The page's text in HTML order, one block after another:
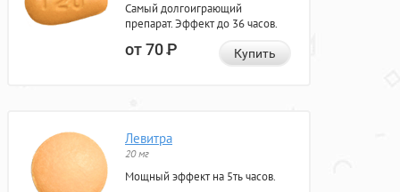
Самый долгоиграющий
препарат. Эффект до 36 часов.
от 70Р Купить
Левитра
20 мг
Мощный эффект на 5ть часов.